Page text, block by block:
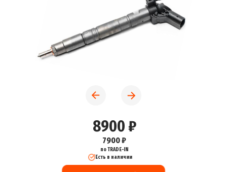
7900 ₽
8900 ₽
по TRADE-IN
Есть в наличии